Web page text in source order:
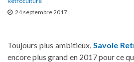
24 septembre 2017
Toujours plus ambitieux, Savoie
encore plus grand en 2017 pour ce